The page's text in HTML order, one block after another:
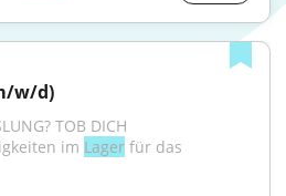
w/d)
TOB DICH
im Lager für das